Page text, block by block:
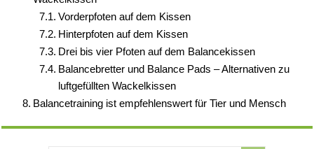
Vorderpfoten auf dem Kissen
Hinterpfoten auf dem Kissen
Drei bis vier Pfoten auf dem Balancekissen
Balancebretter und Balance Pads – Alternativen zu
luftgefüllten Wackelkissen
Balancetraining ist empfehlenswert für Tier und Mensch